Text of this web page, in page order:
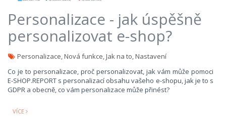
Personalizace - jak úspěšně
personalizovat e-shop?
Personalizace, Nová funkce, Jak na to, Nastavení
Co je to personalizace, proč personalizovat, jak vám může pomoci
E-SHOP.REPORT s personalizací obsahu vašeho e-shopu, jak je to s
GDPR a obecně, co vám personalizace může přinést?
VÍCE